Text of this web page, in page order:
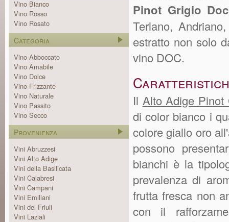
Vino Bianco
Vino Rosso
Vino Rosato
Categoria
Vino Abboccato
Vino Amabile
Vino Dolce
Vino Frizzante
Vino Naturale
Vino Passito
Vino Secco
Provenienza
Vini Abruzzesi
Vini Alto Adige
Vini della Basilicata
Vini Calabresi
Vini Campani
Vini Emiliani
Vini del Friuli
Vini Laziali
Pinot Grigio Doc
Terlano,
estratto non solo
vino DOC.
Il Alto Adige Pinot
di color bianco i
colore giallo oro
possono
bianchi è la
prevalenza di
frutta fresca non
con il